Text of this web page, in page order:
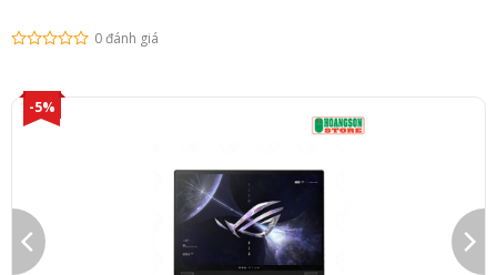
0 đánh giá
-5%